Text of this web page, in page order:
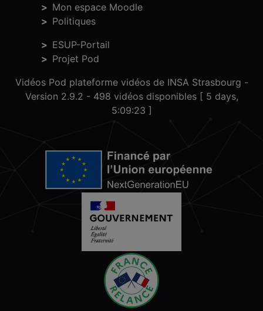
Mon espace Moodle
Politiques
ESUP-Portail
Projet Pod
Vidéos Pod plateforme vidéos de INSA Strasbourg -
Version 2.9.2 - 498 vidéos disponibles [ 5 days,
5:09:23 ]